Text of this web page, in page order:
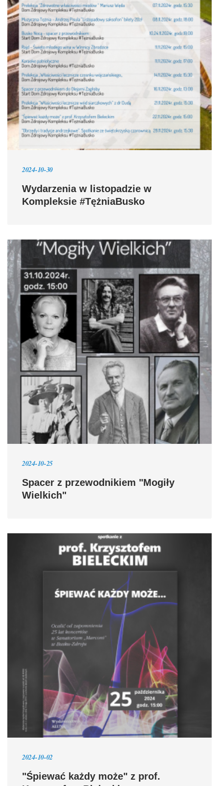
2024-10-30
Wydarzenia w listopadzie w
Kompleksie #TężniaBusko
2024-10-25
Spacer z przewodnikiem "Mogiły
Wielkich"
2024-10-02
"Śpiewać każdy może" z prof.